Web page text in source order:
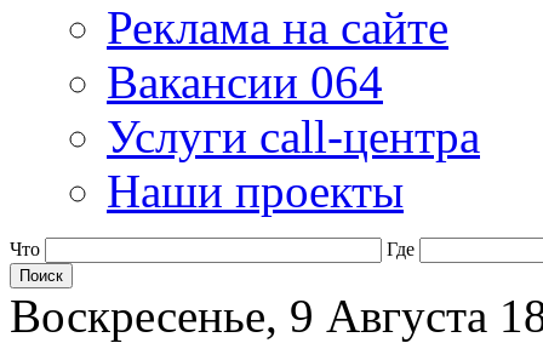
Реклама на сайте
Вакансии 064
Услуги call-центра
Наши проекты
Что Где
Воскресенье, 9 Августа